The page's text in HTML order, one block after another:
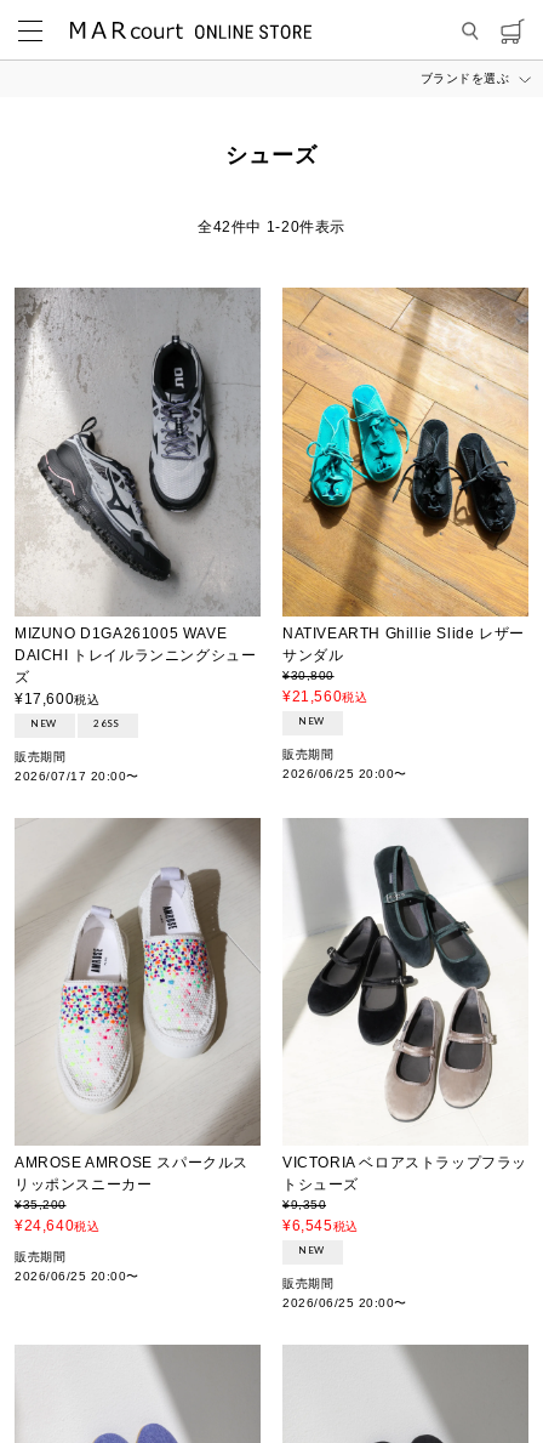
ブランドを選ぶ
シューズ
42件中 1-20件表示
MIZUNO D1GA261005 WAVE
DAICHI トレイルランニングシュー
ズ
¥17,600税込
NEW 26SS
販売期間
2026/07/17 20:00〜
NATIVEARTH Ghillie Slide レザー
サンダル
¥30,800
¥21,560税込
NEW
販売期間
2026/06/25 20:00〜
AMROSE AMROSE スパークルス
リッポンスニーカー
¥35,200
¥24,640税込
販売期間
2026/06/25 20:00〜
VICTORIA ベロアストラップフラッ
トシューズ
¥9,350
¥6,545税込
NEW
販売期間
2026/06/25 20:00〜